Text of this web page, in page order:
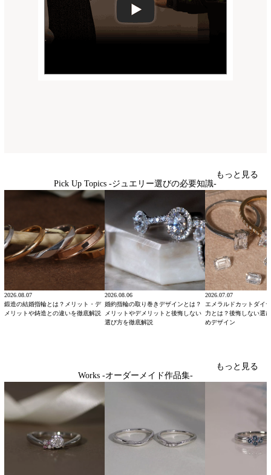
Pick Up Topics -ジュエリー選びの必要知識-
もっと見る
2026.08.07
鍛造の結婚指輪とは？メリット・デ
メリットや鋳造との違いを徹底解説
2026.08.06
婚約指輪の取り巻きデザインとは？
メリットやデメリットと後悔しない
選び方を徹底解説
2026.07.07
エメラルドカットダイ
力とは？後悔しない選
めデザイン
Works -オーダーメイド作品集-
もっと見る